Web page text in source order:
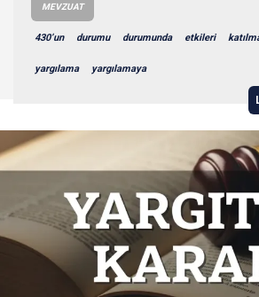
MEVZUAT
430’un durumu durumunda etkileri
yargılama yargılamaya